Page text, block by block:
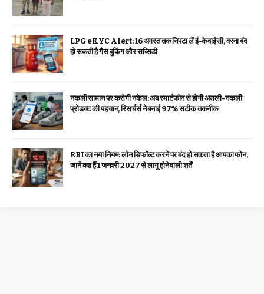
LPG eKYC Alert: 16 अगस्त तक निपटा लें ई-केवाईसी, वरना बंद
हो सकती है गैस बुकिंग और सब्सिडी
नकली सामान पर कसेगी नकेल: अब स्मार्टफोन से होगी असली-नकली
प्रोडक्ट की पहचान, रिसर्चर्स ने बनाई 97% सटीक तकनीक
RBI का नया नियम: लोन डिफॉल्ट करने पर बंद हो सकता है आपका फोन,
जानें क्या हैं 1 जनवरी 2027 से लागू होने वाली शर्तें